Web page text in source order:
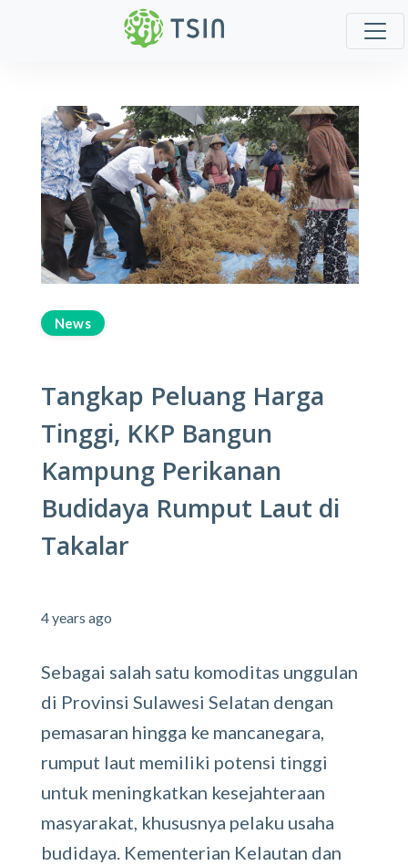
News
Tangkap Peluang Harga
Tinggi, KKP Bangun
Kampung Perikanan
Budidaya Rumput Laut di
Takalar
4 years ago
Sebagai salah satu komoditas unggulan
di Provinsi Sulawesi Selatan dengan
pemasaran hingga ke mancanegara,
rumput laut memiliki potensi tinggi
untuk meningkatkan kesejahteraan
masyarakat, khususnya pelaku usaha
budidaya. Kementerian Kelautan dan